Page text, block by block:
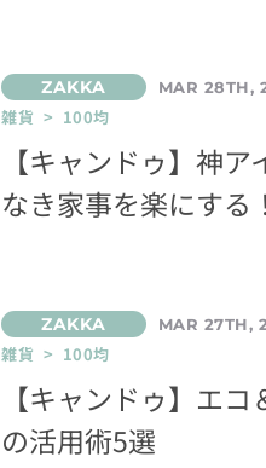
MAR 28TH,
雑貨 > 100均
【キャンドゥ】神
なき家事を楽にする！
MAR 27TH,
雑貨 > 100均
【キャンドゥ】エ
の活用術5選